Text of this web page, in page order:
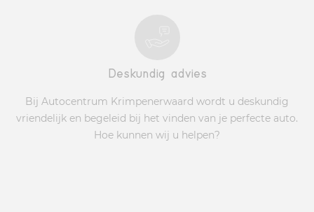
Deskundig advies
Bij Autocentrum Krimpenerwaard wordt u deskundig
vriendelijk en begeleid bij het vinden van je perfecte auto.
Hoe kunnen wij u helpen?